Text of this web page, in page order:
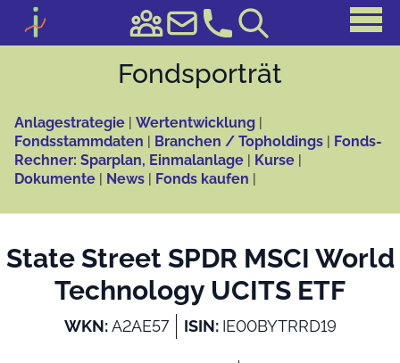
Fonds­porträt
Anlagestrategie | Wertentwicklung |
Fondsstammdaten | Branchen / Topholdings | Fonds-
Rechner: Sparplan, Einmalanlage | Kurse |
Dokumente | News | Fonds kaufen |
State Street SPDR MSCI World
Technology UCITS ETF
WKN:A2AE57 ISIN: IE00BYTRRD19